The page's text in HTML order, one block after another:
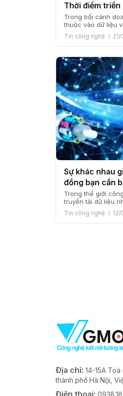
Thời điểm
Trong bối cảnh
thuộc vào dữ liệu
trở thành nền
năng lực cạnh
nhánh gia tăng và
càng cao, nhiều
Tin công nghệ
Sự khác nhau
đồng bạn cần
Trong thế giới
truyền tải dữ liệu
tố quyết định để
và công việc. Để
các loại cáp
Tin công nghệ
Địa chỉ: 14-15A
thành phố Hà Nội,
Điện thoại: